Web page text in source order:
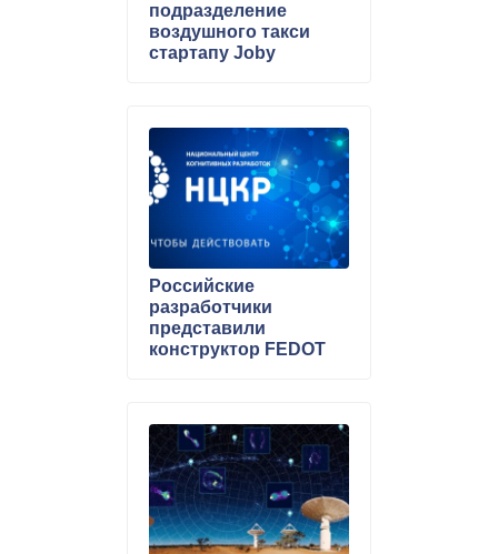
подразделение
воздушного такси
стартапу Joby
Российские
разработчики
представили
конструктор FEDOT